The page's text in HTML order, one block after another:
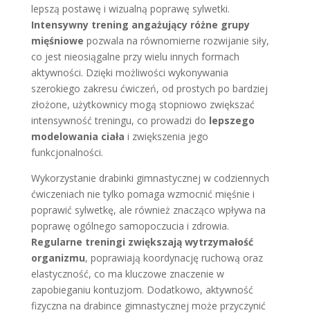
lepszą postawę i wizualną poprawę sylwetki.
Intensywny trening angażujący różne grupy
mięśniowe pozwala na równomierne rozwijanie siły,
co jest nieosiągalne przy wielu innych formach
aktywności. Dzięki możliwości wykonywania
szerokiego zakresu ćwiczeń, od prostych po bardziej
złożone, użytkownicy mogą stopniowo zwiększać
intensywność treningu, co prowadzi do lepszego
modelowania ciała i zwiększenia jego
funkcjonalności.
Wykorzystanie drabinki gimnastycznej w codziennych
ćwiczeniach nie tylko pomaga wzmocnić mięśnie i
poprawić sylwetkę, ale również znacząco wpływa na
poprawę ogólnego samopoczucia i zdrowia.
Regularne treningi zwiększają wytrzymałość
organizmu, poprawiają koordynację ruchową oraz
elastyczność, co ma kluczowe znaczenie w
zapobieganiu kontuzjom. Dodatkowo, aktywność
fizyczna na drabince gimnastycznej może przyczynić